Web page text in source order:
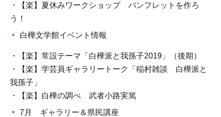
・【楽】夏休みワークショップ パンフレットを作ろ
う！
白樺文学館イベント情報
・【楽】常設テーマ「白樺派と我孫子2019」（後期）
・【楽】学芸員ギャラリートーク「稲村雑談 白樺派と
我孫子」
・【楽】白樺の調べ 武者小路実篤
7月 ギャラリー＆県民講座